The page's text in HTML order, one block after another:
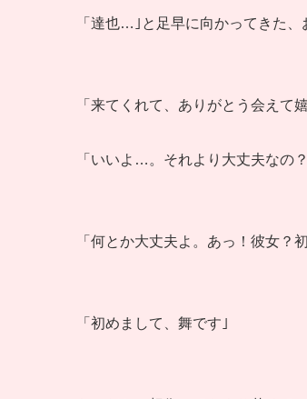
「達也…｣と足早に向かってきた、
「来てくれて、ありがとう会えて
「いいよ…。それより大丈夫なの
「何とか大丈夫よ。あっ！彼女？
「初めまして、舞です｣